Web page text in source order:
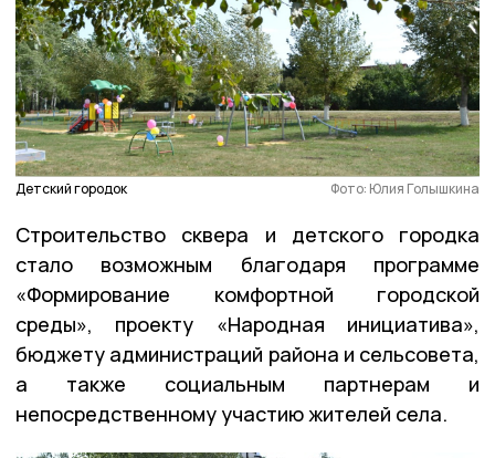
Детский городок Фото: Юлия Голышкина
Строительство сквера и детского городка
стало возможным благодаря программе
«Формирование комфортной городской
среды», проекту «Народная инициатива»,
бюджету администраций района и сельсовета,
а также социальным партнерам и
непосредственному участию жителей села.